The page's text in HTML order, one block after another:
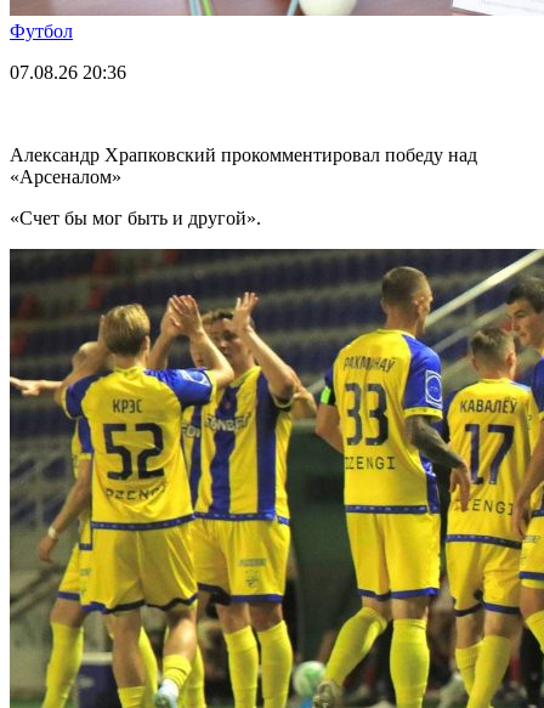
Футбол
07.08.26 20:36
Александр Храпковский прокомментировал победу над
«Арсеналом»
«Счет бы мог быть и другой».